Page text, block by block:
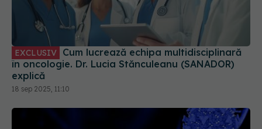
EXCLUSIV
în oncologie. Dr. Lucia Stănculeanu (SANADOR)
explică
18 sep 2025, 11:10